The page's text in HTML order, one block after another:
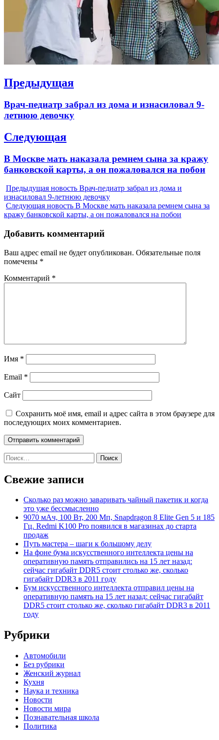
Навигация
записям
Предыдущая
Previous
post:
Врач-педиатр забрал из дома и изнасиловал 9-
летнюю девочку
Следующая
Next
post:
В Москве мать наказала ремнем сына за кражу
банковской карты, а он пожаловался на побои
Предыдущая новость Врач-педиатр забрал из дома и
изнасиловал 9-летнюю девочку
Следующая новость В Москве мать наказала ремнем сына за
кражу банковской карты, а он пожаловался на побои
Добавить комментарий
Ваш адрес email не будет опубликован. Обязательные поля
помечены *
Комментарий *
Имя *
Email *
Сайт
Сохранить моё имя, email и адрес сайта в этом браузере для
последующих моих комментариев.
Найти:
Свежие записи
Сколько раз можно заваривать чайный пакетик и когда
это уже бессмысленно
9070 мАч, 100 Вт, 200 Мп, Snapdragon 8 Elite Gen 5 и 185
Гц. Redmi K100 Pro появился в магазинах до старта
продаж
Путь мастера – шаги к большому делу
На фоне бума искусственного интеллекта цены на
оперативную память отправились на 15 лет назад:
сейчас гигабайт DDR5 стоит столько же, сколько
гигабайт DDR3 в 2011 году
Бум искусственного интеллекта отправил цены на
оперативную память на 15 лет назад: сейчас гигабайт
DDR5 стоит столько же, сколько гигабайт DDR3 в 2011
году
Рубрики
Автомобили
Без рубрики
Женский журнал
Кухня
Наука и техника
Новости
Новости мира
Познавательная школа
Политика